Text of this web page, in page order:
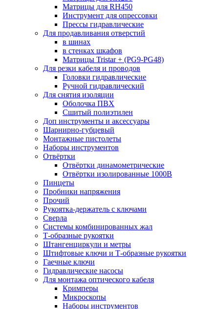
Матрицы для RH450
Инструмент для опрессовки
Прессы гидравлические
Для продавливания отверстий
в шинах
в стенках шкафов
Матрицы Tristar + (PG9-PG48)
Для резки кабеля и проводов
Головки гидравлические
Ручной гидравлический
Для снятия изоляции
Оболочка ПВХ
Сшитый полиэтилен
Доп инструменты и аксессуары
Шарнирно-губцевый
Монтажные пистолеты
Наборы инструментов
Отвёртки
Отвёртки динамометрические
Отвёртки изолированные 1000В
Пинцеты
Пробники напряжения
Прочий
Рукоятка-держатель с ключами
Сверла
Системы комбинированных жал
Т-образные рукоятки
Штангенциркули и метры
Штифтовые ключи и Т-образные рукоятки
Гаечные ключи
Гидравлические насосы
Для монтажа оптического кабеля
Кримперы
Микроскопы
Наборы инструментов